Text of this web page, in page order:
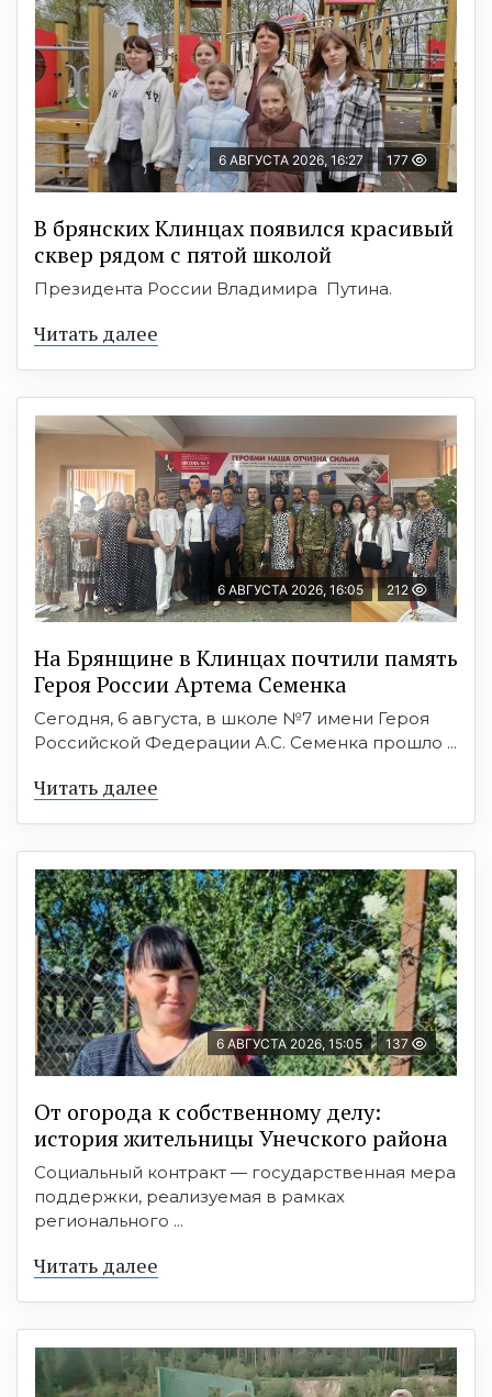
6 АВГУСТА 2026, 16:27 177
В брянских Клинцах появился красивый
сквер рядом с пятой школой
Президента России Владимира Путина.
Читать далее
6 АВГУСТА 2026, 16:05 212
На Брянщине в Клинцах почтили память
Героя России Артема Семенка
Сегодня, 6 августа, в школе №7 имени Героя
Российской Федерации А.С. Семенка прошло ...
Читать далее
6 АВГУСТА 2026, 15:05 137
От огорода к собственному делу:
история жительницы Унечского района
Социальный контракт — государственная мера
поддержки, реализуемая в рамках
регионального ...
Читать далее